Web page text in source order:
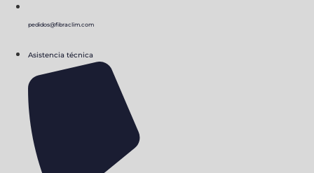
pedidos@fibraclim.com
Asistencia técnica